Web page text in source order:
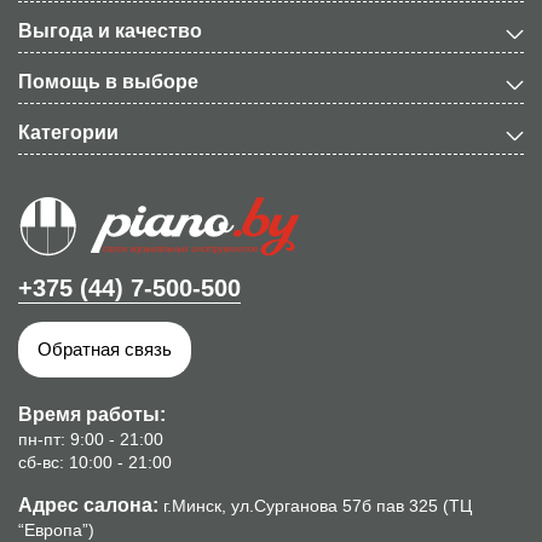
Выгода и качество
Помощь в выборе
Категории
+375 (44) 7-500-500
Обратная связь
Время работы:
пн-пт: 9:00 - 21:00
сб-вс: 10:00 - 21:00
Адрес салона: г.Минск, ул.Сурганова 57б пав 325 (ТЦ
“Европа”)